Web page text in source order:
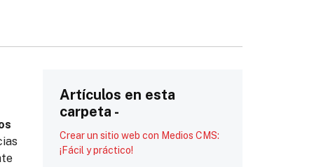
Artículos en esta
carpeta -
Crear un sitio web con Medios CMS:
¡Fácil y práctico!